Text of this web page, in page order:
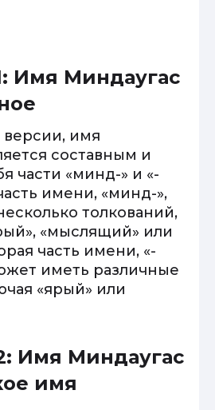
Имя Миндаугас
версии, имя
составным и
части «минд-» и «-
имени, «минд-»,
толкований,
«мыслящий» или
часть имени, «-
иметь различные
«ярый» или
Имя Миндаугас
имя